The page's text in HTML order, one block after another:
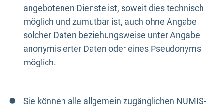
angebotenen Dienste ist, soweit dies technisch
möglich und zumutbar ist, auch ohne Angabe
solcher Daten beziehungsweise unter Angabe
anonymisierter Daten oder eines Pseudonyms
möglich.
Sie können alle allgemein zugänglichen NUMIS-